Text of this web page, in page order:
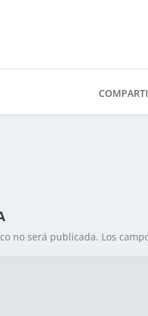
no será publicada. Los